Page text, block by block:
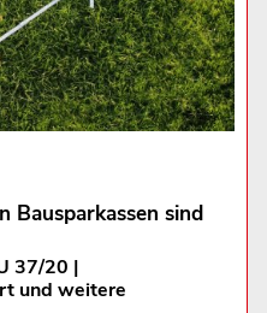
Bausparkassen sind
37/20 |
und weitere